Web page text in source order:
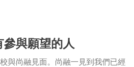
與願望的人
與尚融見面。尚融一見到我們已經